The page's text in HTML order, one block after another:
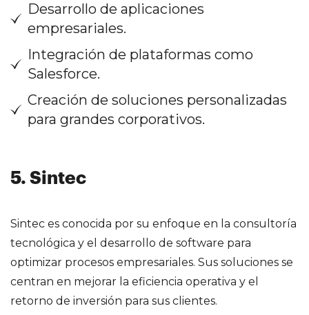
Desarrollo de aplicaciones
empresariales.
Integración de plataformas como
Salesforce.
Creación de soluciones personalizadas
para grandes corporativos.
5. Sintec
Sintec es conocida por su enfoque en la consultoría
tecnológica y el desarrollo de software para
optimizar procesos empresariales. Sus soluciones se
centran en mejorar la eficiencia operativa y el
retorno de inversión para sus clientes.